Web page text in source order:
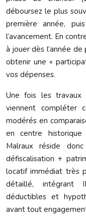
déboursez le plus
première année,
l’avancement. En
à jouer dès l’année
obtenir une «
vos dépenses.
Une fois les
viennent compléter
modérés en
en centre historique
Malraux réside
défiscalisation +
locatif immédiat très
détaillé, intégrant
déductibles et
avant tout